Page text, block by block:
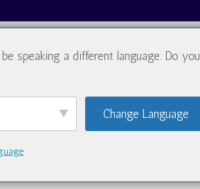
ກ່ຽວກັບພວກເຮົາ ລາຍການ
speaking a different language. Do you
Change Language